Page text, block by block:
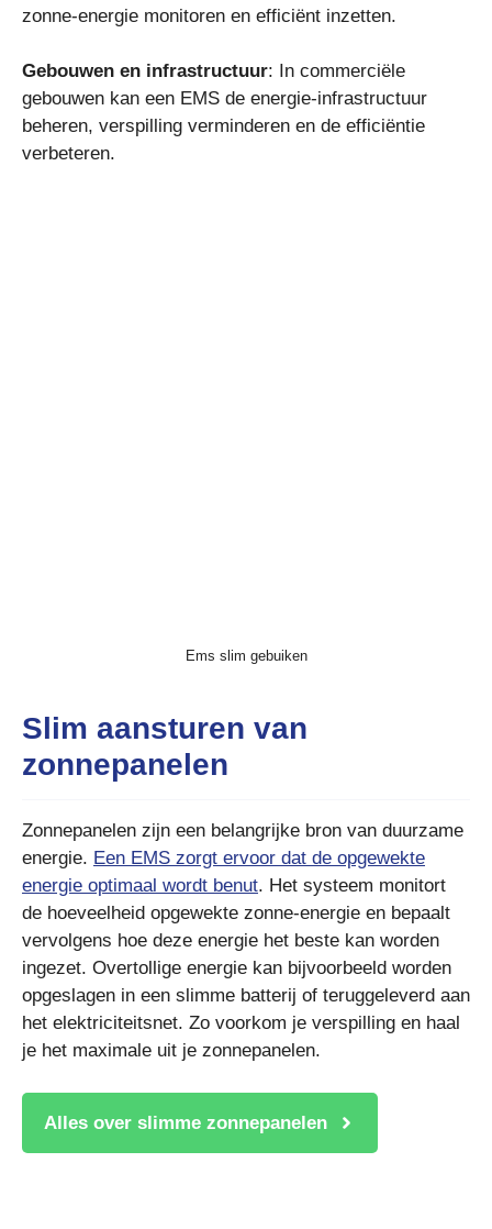
zonne-energie monitoren en efficiënt inzetten.
Gebouwen en infrastructuur: In commerciële
gebouwen kan een EMS de energie-infrastructuur
beheren, verspilling verminderen en de efficiëntie
verbeteren.
Ems slim gebuiken
Slim aansturen van
zonnepanelen
Zonnepanelen zijn een belangrijke bron van duurzame
energie. Een EMS zorgt ervoor dat de opgewekte
energie optimaal wordt benut. Het systeem monitort
de hoeveelheid opgewekte zonne-energie en bepaalt
vervolgens hoe deze energie het beste kan worden
ingezet. Overtollige energie kan bijvoorbeeld worden
opgeslagen in een slimme batterij of teruggeleverd aan
het elektriciteitsnet. Zo voorkom je verspilling en haal
je het maximale uit je zonnepanelen.
Alles over slimme zonnepanelen